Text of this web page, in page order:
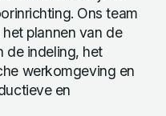
Ons team
plannen van de
de indeling, het
werkomgeving en
en